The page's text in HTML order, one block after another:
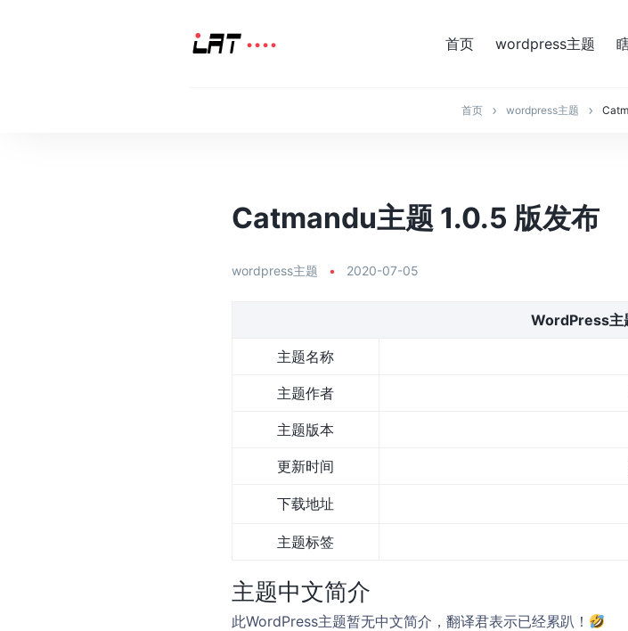
首页 wordpress主题
首页 wordpress主题
Catmandu主题 1.0.5 版发布
wordpress主题 • 2020-07-05
WordPress主
主题名称
主题作者
主题版本
更新时间
下载地址
主题标签
主题中文简介
此WordPress主题暂无中文简介，翻译君表示已经累趴！